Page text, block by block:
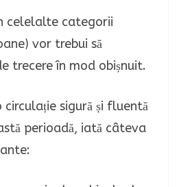
celelalte categorii
vor trebui să
trecere în mod obișnuit.
circulație sigură și fluentă
perioadă, iată câteva